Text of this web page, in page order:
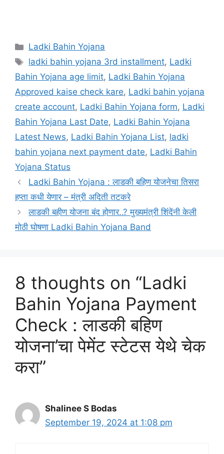
Categories
Ladki Bahin Yojana
Tags
ladki bahin yojana 3rd installment, Ladki
Bahin Yojana age limit, Ladki Bahin Yojana
Approved kaise check kare, Ladki bahin yojana
create account, Ladki Bahin Yojana form, Ladki
Bahin Yojana Last Date, Ladki Bahin Yojana
Latest News, Ladki Bahin Yojana List, ladki
bahin yojana next payment date, Ladki Bahin
Yojana Status
Ladki Bahin Yojana : लाडकी बहिण योजनेचा तिसरा
हप्ता कधी येणार – मंत्री अदिती तटकरे
लाडकी बहीण योजना बंद होणार..? मुख्यमंत्री शिंदेंनी केली
मोठी घोषणा Ladki Bahin Yojana Band
8 thoughts on “Ladki
Bahin Yojana Payment
Check : लाडकी बहिण
योजना’चा पेमेंट स्टेटस येथे चेक
करा”
Shalinee S Bodas
September 19, 2024 at 1:08 pm